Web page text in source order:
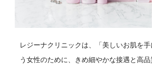
レジーナクリニックは、「美しいお肌を
う女性のために、きめ細やかな接遇と高